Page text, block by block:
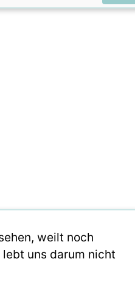
weilt noch
uns darum nicht